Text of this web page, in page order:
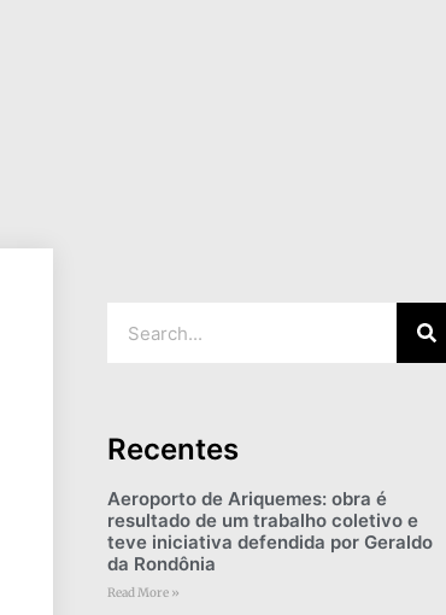
Recentes
Aeroporto de Ariquemes: obra é
resultado de um trabalho coletivo e
teve iniciativa defendida por Geraldo
da Rondônia
Read More »